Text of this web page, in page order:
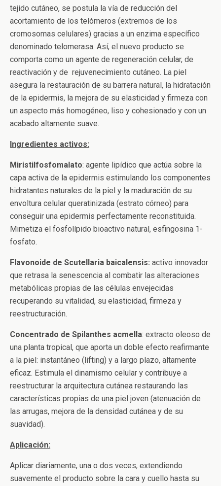
tejido cutáneo, se postula la vía de reducción del
acortamiento de los telómeros (extremos de los
cromosomas celulares) gracias a un enzima específico
denominado telomerasa. Así, el nuevo producto se
comporta como un agente de regeneración celular, de
reactivación y de rejuvenecimiento cutáneo. La piel
asegura la restauración de su barrera natural, la hidratación
de la epidermis, la mejora de su elasticidad y firmeza con
un aspecto más homogéneo, liso y cohesionado y con un
acabado altamente suave.
Ingredientes activos:
Miristilfosfomalato: agente lipídico que actúa sobre la
capa activa de la epidermis estimulando los componentes
hidratantes naturales de la piel y la maduración de su
envoltura celular queratinizada (estrato córneo) para
conseguir una epidermis perfectamente reconstituida.
Mimetiza el fosfolípido bioactivo natural, esfingosina 1-
fosfato.
Flavonoide de Scutellaria baicalensis: activo innovador
que retrasa la senescencia al combatir las alteraciones
metabólicas propias de las células envejecidas
recuperando su vitalidad, su elasticidad, firmeza y
reestructuración.
Concentrado de Spilanthes acmella: extracto oleoso de
una planta tropical, que aporta un doble efecto reafirmante
a la piel: instantáneo (lifting) y a largo plazo, altamente
eficaz. Estimula el dinamismo celular y contribuye a
reestructurar la arquitectura cutánea restaurando las
características propias de una piel joven (atenuación de
las arrugas, mejora de la densidad cutánea y de su
suavidad).
Aplicación:
Aplicar diariamente, una o dos veces, extendiendo
suavemente el producto sobre la cara y cuello hasta su